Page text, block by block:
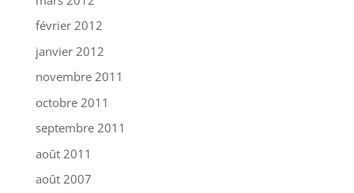
février 2012
janvier 2012
novembre 2011
octobre 2011
septembre 2011
août 2011
août 2007